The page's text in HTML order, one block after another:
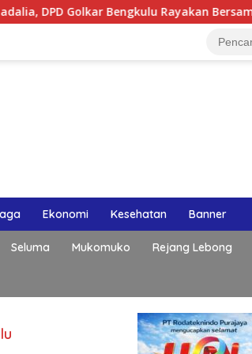
Bengkulu Rayakan Bersama Kader
Ekonomi Kesehatan Banner
Seluma Mukomuko Rejang Lebong